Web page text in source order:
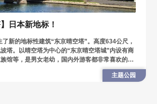
日本新地标！
新的地标性建筑“东京晴空塔”。高度634公尺，
塔。以晴空塔为中心的“东京晴空塔城”内设有商
馆等，是男女老幼，国内外游客都非常喜欢的知
主题公园